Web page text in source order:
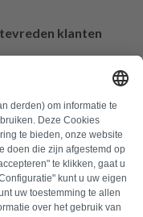
klanten